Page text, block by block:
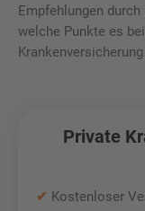
Empfehlungen
welche Punkte es
Private
✔ Kostenloser